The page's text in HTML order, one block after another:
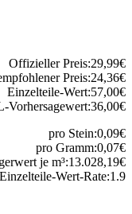
Offizieller Preis:29,99€
Preis:24,36€
Einzelteile-Wert:57,00€
Vorhersagewert:36,00€
pro Stein:0,09€
pro Gramm:0,07€
je m³:13.028,19€
Einzelteile-Wert-Rate:1.9